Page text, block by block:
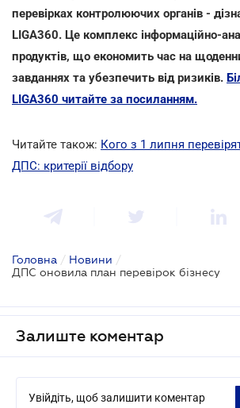
перевірках контролюючих органів -
LIGA360. Це комплекс інформаційно-
продуктів, що економить час на
завданнях та убезпечить від ризиків.
LIGA360 читайте за посиланням.
Читайте також: Кого з 1 липня
ДПС: критерії відбору
Головна / Новини /
ДПС оновила план перевірок бізнесу
Залиште коментар
Увійдіть, щоб залишити коментар